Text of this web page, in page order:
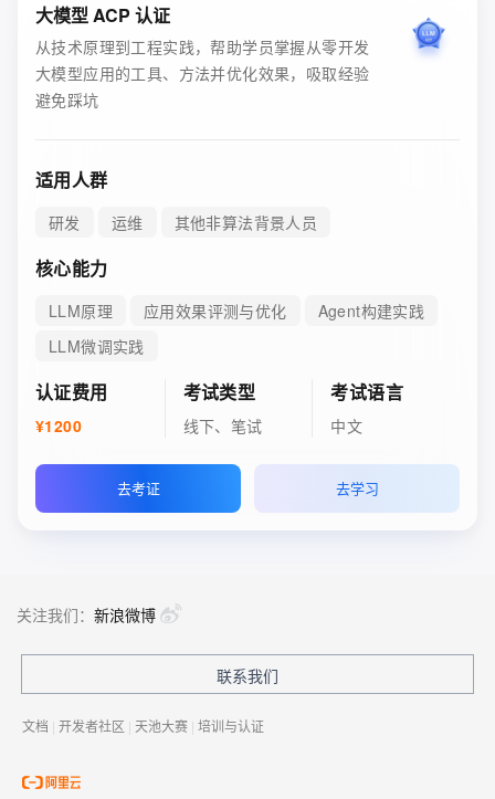
大模型 ACP 认证
从技术原理到工程实践，帮助学员掌握从零开发
大模型应用的工具、方法并优化效果，吸取经验
避免踩坑
适用人群
研发 运维 其他非算法背景人员
核心能力
LLM原理 应用效果评测与优化
Agent构建实践
LLM微调实践
认证费用
¥1200
考试类型
线下、笔试
考试语言
中文
去考证 去学习
关注我们： 新浪微博
联系我们
文档 | 开发者社区 | 天池大赛 | 培训与认证